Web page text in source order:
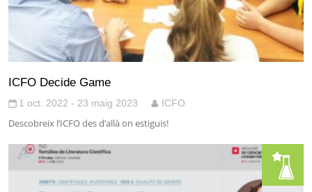
ICFO Decide Game
1 oct. 2022 - 23 maig 2023 ICFO
Descobreix l’ICFO des d’allà on estiguis!